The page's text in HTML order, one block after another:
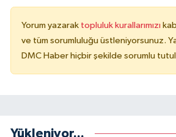
Yorum yazarak topluluk kurallarımızı
ve tüm sorumluluğu üstleniyorsunuz.
DMC Haber hiçbir şekilde sorumlu
Yükleniyor...